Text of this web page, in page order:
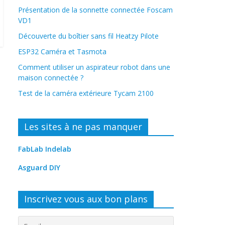
Présentation de la sonnette connectée Foscam
VD1
Découverte du boîtier sans fil Heatzy Pilote
ESP32 Caméra et Tasmota
Comment utiliser un aspirateur robot dans une
maison connectée ?
Test de la caméra extérieure Tycam 2100
Les sites à ne pas manquer
FabLab Indelab
Asguard DIY
Inscrivez vous aux bon plans